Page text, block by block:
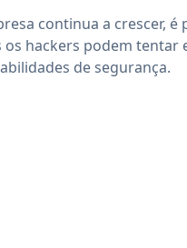
continua a crescer,
os hackers podem
de segurança.